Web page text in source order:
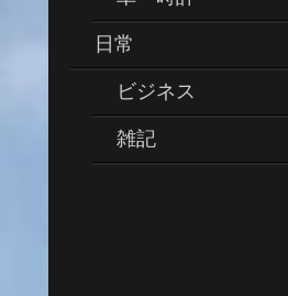
日常
ビジネス
雑記